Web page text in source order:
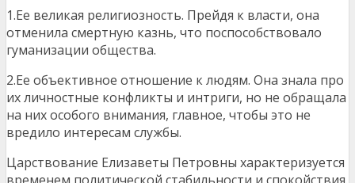
1.Ее великая религиозность. Прейдя к власти, она
отменила смертную казнь, что поспособствовало
гуманизации общества.
2.Ее объективное отношение к людям. Она знала про
их личностные конфликты и интриги, но не обращала
на них особого внимания, главное, чтобы это не
вредило интересам службы.
Царствование Елизаветы Петровны характеризуется